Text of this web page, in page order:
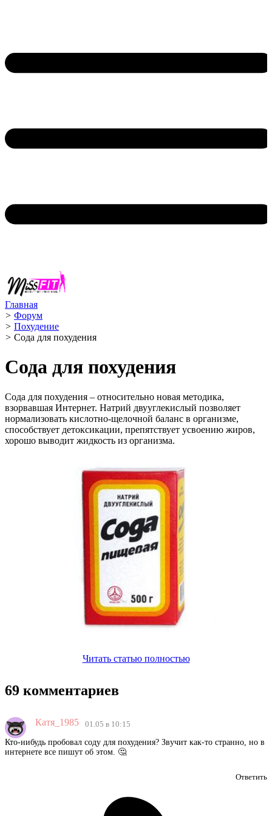
Главная
> Форум
> Похудение
> Сода для похудения
Сода для похудения
Сода для похудения – относительно новая методика,
взорвавшая Интернет. Натрий двууглекислый позволяет
нормализовать кислотно-щелочной баланс в организме,
способствует детоксикации, препятствует усвоению жиров,
хорошо выводит жидкость из организма.
Читать статью полностью
69 комментариев
Катя_1985 01.05 в 10:15
Кто-нибудь пробовал соду для похудения? Звучит как-то странно, но в
интернете все пишут об этом. 🤔
Ответить